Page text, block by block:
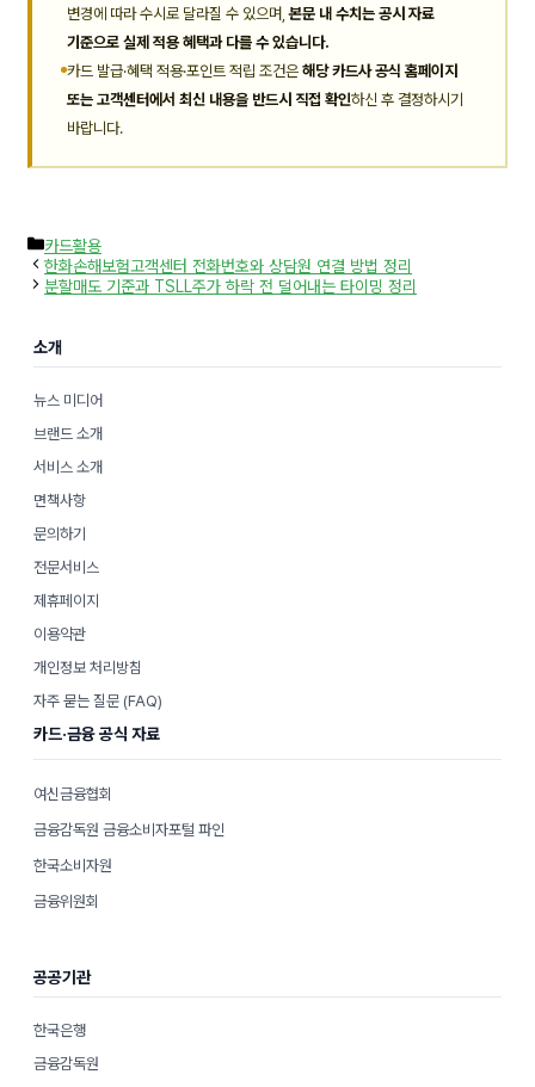
변경에 따라 수시로 달라질 수 있으며,본문 내 수치는 공시 자료
기준으로 실제 적용 혜택과 다를 수 있습니다.
카드 발급·혜택 적용·포인트 적립 조건은 해당 카드사 공식 홈페이지
또는 고객센터에서 최신 내용을 반드시 직접 확인하신 후 결정하시기
바랍니다.
카
테
고
리
카드활용
한화손해보험고객센터 전화번호와 상담원 연결 방법 정리
분할매도 기준과 TSLL주가 하락 전 덜어내는 타이밍 정리
소개
뉴스 미디어
브랜드 소개
서비스 소개
면책사항
문의하기
전문서비스
제휴페이지
이용약관
개인정보 처리방침
자주 묻는 질문 (FAQ)
카드·금융 공식 자료
여신금융협회
금융감독원 금융소비자포털 파인
한국소비자원
금융위원회
공공기관
한국은행
금융감독원